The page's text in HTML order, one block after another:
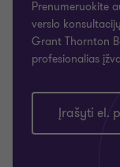
Prenumeruokite
verslo
Grant Thornton
profesionalias
Įrašyti el.